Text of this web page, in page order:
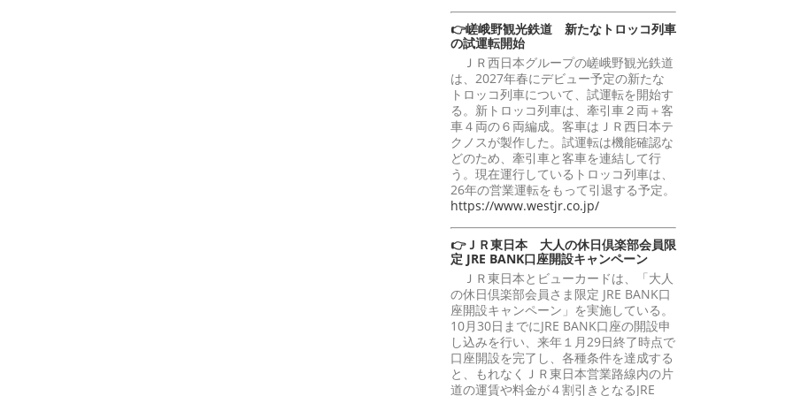
👉嵯峨野観光鉄道 新たなトロッコ列車
の試運転開始
ＪＲ西日本グループの嵯峨野観光鉄道
は、2027年春にデビュー予定の新たな
トロッコ列車について、試運転を開始す
る。新トロッコ列車は、牽引車２両＋客
車４両の６両編成。客車はＪＲ西日本テ
クノスが製作した。試運転は機能確認な
どのため、牽引車と客車を連結して行
う。現在運行しているトロッコ列車は、
26年の営業運転をもって引退する予定。
https://www.westjr.co.jp/
👉ＪＲ東日本 大人の休日倶楽部会員限
定 JRE BANK口座開設キャンペーン
ＪＲ東日本とビューカードは、「大人
の休日倶楽部会員さま限定 JRE BANK口
座開設キャンペーン」を実施している。
10月30日までにJRE BANK口座の開設申
し込みを行い、来年１月29日終了時点で
口座開設を完了し、各種条件を達成する
と、もれなくＪＲ東日本営業路線内の片
道の運賃や料金が４割引きとなるJRE